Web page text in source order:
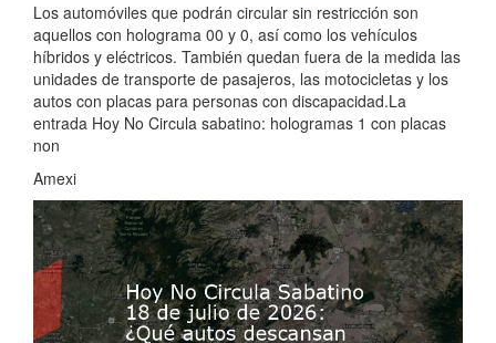
Los automóviles que podrán circular sin restricción son
aquellos con holograma 00 y 0, así como los vehículos
híbridos y eléctricos. También quedan fuera de la medida las
unidades de transporte de pasajeros, las motocicletas y los
autos con placas para personas con discapacidad.La
entrada Hoy No Circula sabatino: hologramas 1 con placas
non
Amexi